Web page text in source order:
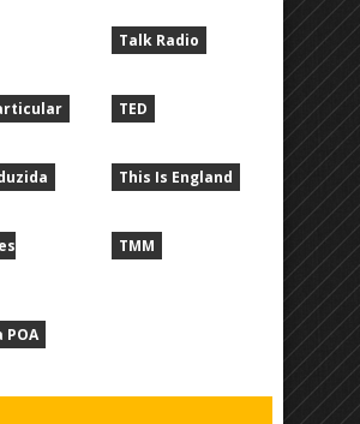
Talk Radio
TED
This Is England
TMM